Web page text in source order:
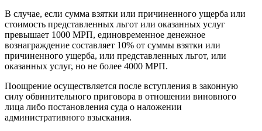
В случае, если сумма взятки или причиненного ущерба или
стоимость представленных льгот или оказанных услуг
превышает 1000 МРП, единовременное денежное
вознаграждение составляет 10% от суммы взятки или
причиненного ущерба, или представленных льгот, или
оказанных услуг, но не более 4000 МРП.
Поощрение осуществляется после вступления в законную
силу обвинительного приговора в отношении виновного
лица либо постановления суда о наложении
административного взыскания.